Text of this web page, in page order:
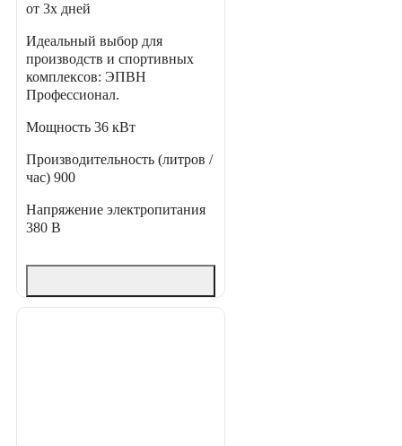
от 3х дней
Идеальный выбор для
производств и спортивных
комплексов: ЭПВН
Профессионал.
Мощность 36 кВт
Производительность (литров /
час) 900
Напряжение электропитания
380 В